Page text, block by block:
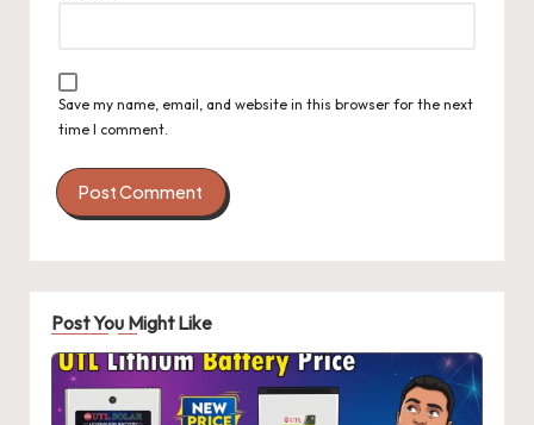
Save my name, email, and website in this browser for the next
time I comment.
Post You Might Like